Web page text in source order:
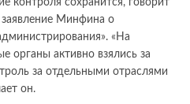
Минфина о
«На
органы активно взялись за
за отдельными отраслями
он.